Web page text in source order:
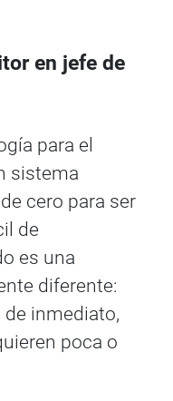
en jefe de
para el
sistema
cero para ser
de
es una
diferente:
inmediato,
poca o